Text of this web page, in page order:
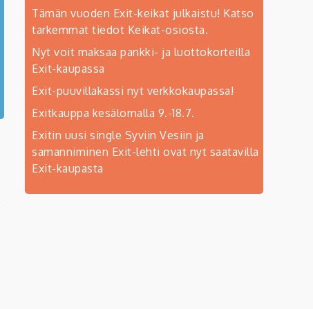
Tämän vuoden Exit-keikat julkaistu! Katso
tarkemmat tiedot Keikat-osiosta.
Nyt voit maksaa pankki- ja luottokorteilla
Exit-kaupassa
Exit-puuvillakassi nyt verkkokaupassa!
Exitkauppa kesälomalla 9.-18.7.
Exitin uusi single Syviin Vesiin ja
samanniminen Exit-lehti ovat nyt saatavilla
Exit-kaupasta